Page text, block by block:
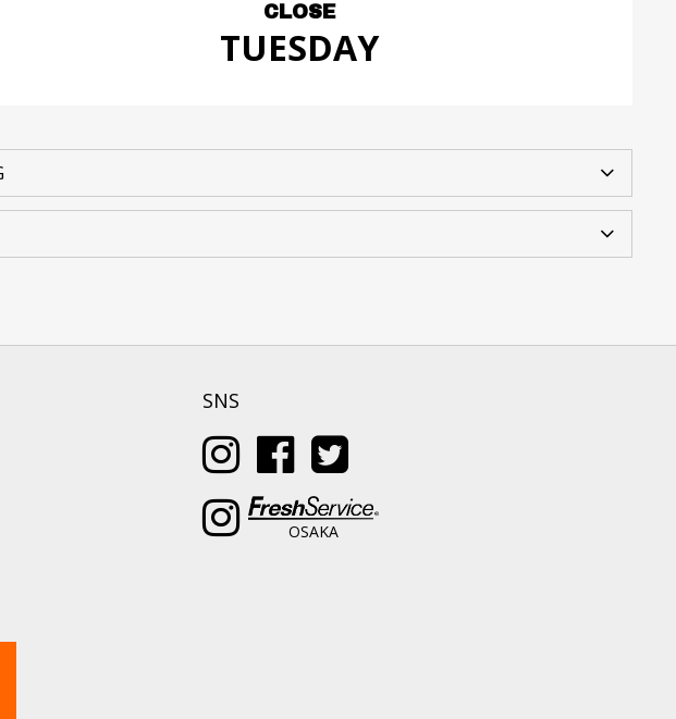
CLOSE
TUESDAY
SNS
OSAKA